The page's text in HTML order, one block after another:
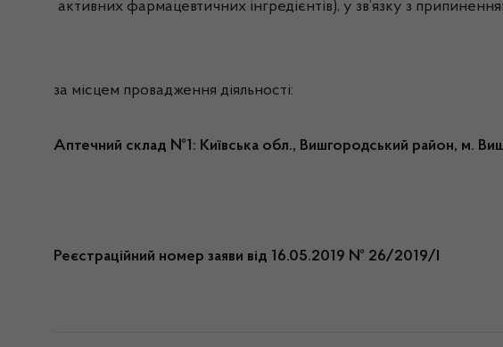
активних фармацевтичних інгредієнтів), у зв’язку з
за місцем провадження діяльності:
Аптечний склад №1: Київська обл., Вишгородський район, м.
Реєстраційний номер заяви від 16.05.2019 № 26/2019/І